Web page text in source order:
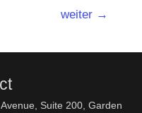
weiter →
Suite 200, Garden